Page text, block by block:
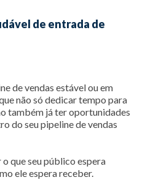
de entrada de
de vendas estável ou em
não só dedicar tempo para
também já ter oportunidades
do seu pipeline de vendas
que seu público espera
ele espera receber.